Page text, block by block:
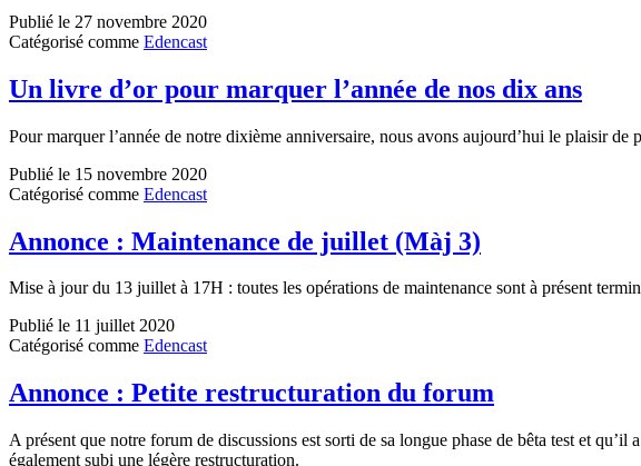
Publié le 27 novembre 2020
Catégorisé comme Edencast
Un livre d’or pour marquer l’année de nos dix ans
Pour marquer l’année de notre dixième anniversaire, nous avons aujourd’hui le plaisir
Publié le 15 novembre 2020
Catégorisé comme Edencast
Annonce : Maintenance de juillet (Màj 3)
Mise à jour du 13 juillet à 17H : toutes les opérations de maintenance sont à présent
Publié le 11 juillet 2020
Catégorisé comme Edencast
Annonce : Petite restructuration du forum
A présent que notre forum de discussions est sorti de sa longue phase de bêta test et
également subi une légère restructuration.